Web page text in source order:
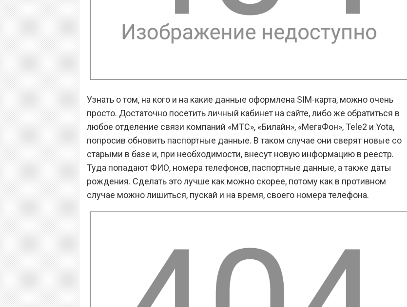
Узнать о том, на кого и на какие данные оформлена SIM-карта, можно очень
просто. Достаточно посетить личный кабинет на сайте, либо же обратиться в
любое отделение связи компаний «МТС», «Билайн», «МегаФон», Tele2 и Yota,
попросив обновить паспортные данные. В таком случае они сверят новые со
старыми в базе и, при необходимости, внесут новую информацию в реестр.
Туда попадают ФИО, номера телефонов, паспортные данные, а также даты
рождения. Сделать это лучше как можно скорее, потому как в противном
случае можно лишиться, пускай и на время, своего номера телефона.